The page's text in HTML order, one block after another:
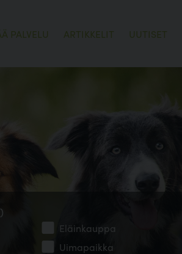
PALVELU ARTIKKELIT UUTISET
Eläinkauppa
Uimapaikka